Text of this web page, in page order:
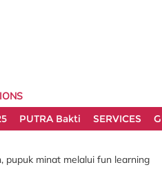
PUTRA Bakti SERVICES
pupuk minat melalui fun learning